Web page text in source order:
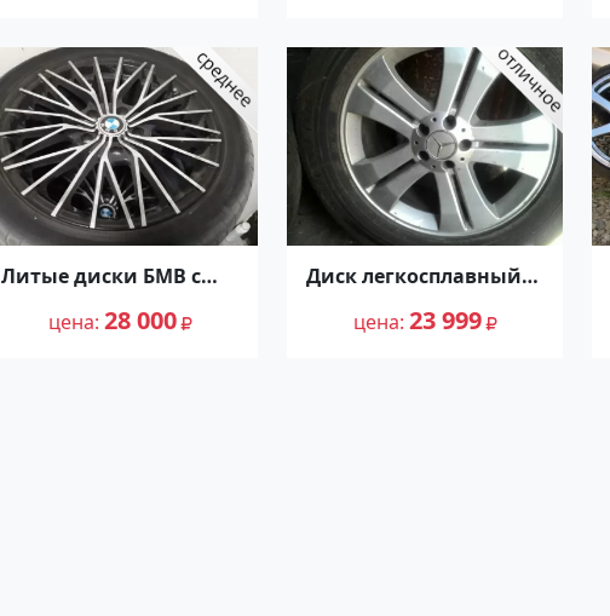
Литые диски БМВ с
цена 28 000
Диск легкосплавный
A1644012102
цена 23 999